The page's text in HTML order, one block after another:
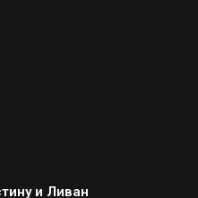
и Ливан